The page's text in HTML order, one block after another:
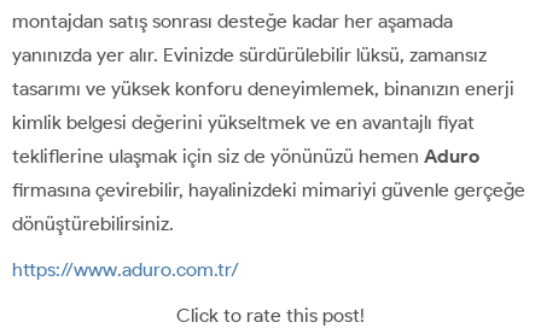
montajdan satış sonrası desteğe kadar her aşamada
yanınızda yer alır. Evinizde sürdürülebilir lüksü, zamansız
tasarımı ve yüksek konforu deneyimlemek, binanızın enerji
kimlik belgesi değerini yükseltmek ve en avantajlı fiyat
tekliflerine ulaşmak için siz de yönünüzü hemen Aduro
firmasına çevirebilir, hayalinizdeki mimariyi güvenle gerçeğe
dönüştürebilirsiniz.
https://www.aduro.com.tr/
Click to rate this post!